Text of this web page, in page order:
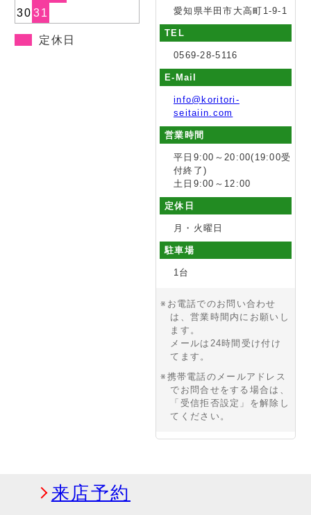
30 31
定休日
愛知県半田市大高町1-9-1
TEL
0569-28-5116
E-Mail
info@koritori-
seitaiin.com
営業時間
平日9:00～20:00(19:00受
付終了)
土日9:00～12:00
定休日
月・火曜日
駐車場
1台
※お電話でのお問い合わせ
は、営業時間内にお願いし
ます。
メールは24時間受け付け
てます。
※携帯電話のメールアドレス
でお問合せをする場合は、
「受信拒否設定」を解除し
てください。
来店予約